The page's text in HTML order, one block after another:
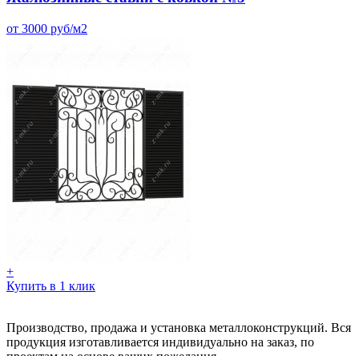
от 3000 руб/м2
+
Купить в 1 клик
Производство, продажа и установка металлоконструкций. Вся
продукция изготавливается индивидуально на заказ, по